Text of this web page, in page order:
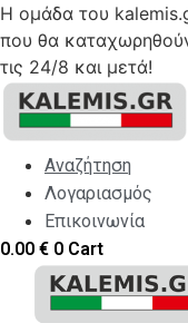
Η ομάδα του
που θα
τις 24/8 και μετά!
Skip
content
Αναζήτηση
Λογαριασμός
Επικοινωνία
0.00 € 0 Cart